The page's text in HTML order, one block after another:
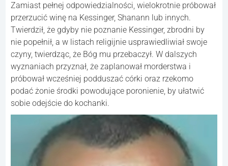
Zamiast pełnej odpowiedzialności, wielokrotnie próbował
przerzucić winę na Kessinger, Shanann lub innych.
Twierdził, że gdyby nie poznanie Kessinger, zbrodni by
nie popełnił, a w listach religijnie usprawiedliwiał swoje
czyny, twierdząc, że Bóg mu przebaczył. W dalszych
wyznaniach przyznał, że zaplanował morderstwa i
próbował wcześniej podduszać córki oraz rzekomo
podać żonie środki powodujące poronienie, by ułatwić
sobie odejście do kochanki.